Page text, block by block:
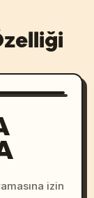
izin